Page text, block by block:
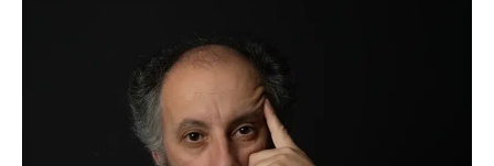
Fran Paredes